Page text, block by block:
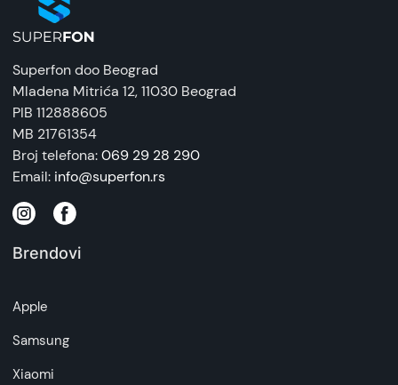
EAN:
4255781906126
Zemlja porekla:
Kina
Prava potrošača:
Zagarantovana sva prava kupaca po osnovu
zakona o zaštiti potrošača. Detaljnije o ugovoru
ovde
Napomena:
da garantuje da su svi podaci apsolutno ispravni.
Superfon doo Beograd
Mladena Mitrića 12, 11030 Beograd
PIB 112888605
MB 21761354
Broj telefona:069 29 28 290
Email: info@superfon.rs
Brendovi
Apple
Samsung
Xiaomi